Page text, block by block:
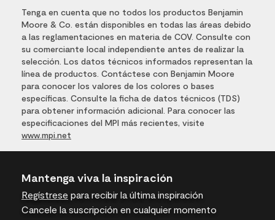
Tenga en cuenta que no todos los productos Benjamin
Moore & Co. están disponibles en todas las áreas debido
a las reglamentaciones en materia de COV. Consulte con
su comerciante local independiente antes de realizar la
selección. Los datos técnicos informados representan la
línea de productos. Contáctese con Benjamin Moore
para conocer los valores de los colores o bases
específicas. Consulte la ficha de datos técnicos (TDS)
para obtener información adicional. Para conocer las
especificaciones del MPI más recientes, visite
www.mpi.net
Mantenga viva la inspiración
Regístrese para recibir la última inspiración
Cancele la suscripción en cualquier momento